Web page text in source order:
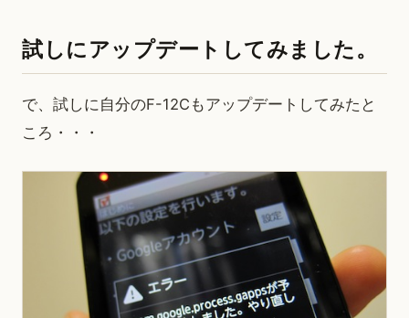
試しにアップデートしてみました。
で、試しに自分のF-12Cもアップデートしてみたと
ころ・・・